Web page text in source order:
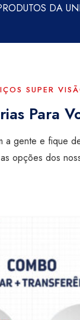
DA
SUPER
Para
a gente e fique
opções dos